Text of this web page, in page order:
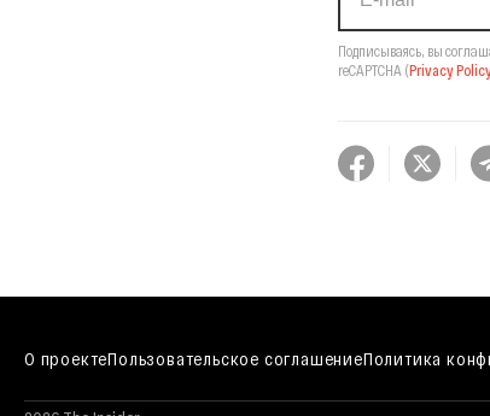
Подписываясь, вы
reCAPTCHA (Privacy
О проектеПользовательское соглашениеПолитика